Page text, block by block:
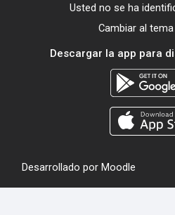
Usted no se ha
Cambiar al
Descargar la app para
Desarrollado por Moodle